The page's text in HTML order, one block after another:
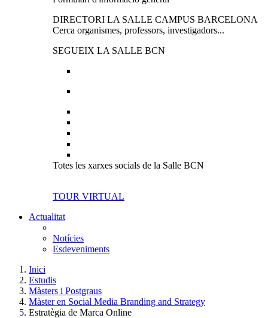
DIRECTORI LA SALLE CAMPUS BARCELONA
Cerca organismes, professors, investigadors...
SEGUEIX LA SALLE BCN
Totes les xarxes socials de la Salle BCN
TOUR VIRTUAL
Actualitat
Notícies
Esdeveniments
Inici
Estudis
Màsters i Postgraus
Màster en Social Media Branding and Strategy
Estratègia de Marca Online